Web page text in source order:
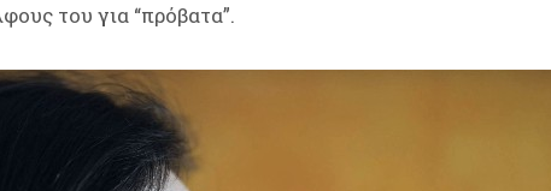
του για “πρόβατα”.